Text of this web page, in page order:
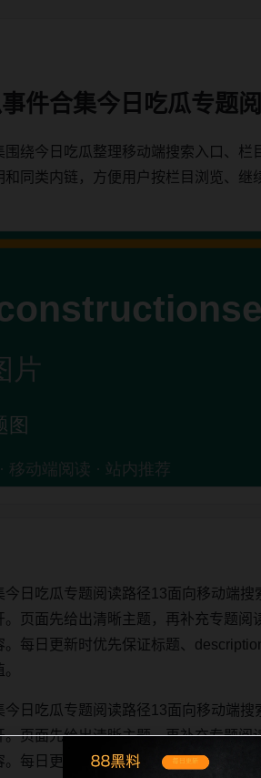
件合集今日吃瓜专题
绕今日吃瓜整理移动端搜索入口、
和同类内链，方便用户按栏目浏览、
今日吃瓜专题阅读路径13面向移动端
。页面先给出清晰主题，再补充专题
。每日更新时优先保证标题、
今日吃瓜专题阅读路径13面向移动端
页面先给出清晰主题，再补充专题
。每日更新时优先保证标题、